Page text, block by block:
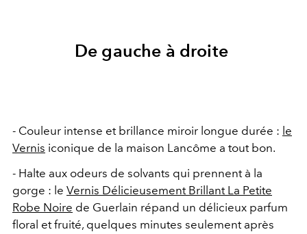
De gauche à droite
- Couleur intense et brillance miroir longue durée : le
Vernis iconique de la maison Lancôme a tout bon.
- Halte aux odeurs de solvants qui prennent à la
gorge : le Vernis Délicieusement Brillant La Petite
Robe Noire de Guerlain répand un délicieux parfum
floral et fruité, quelques minutes seulement après